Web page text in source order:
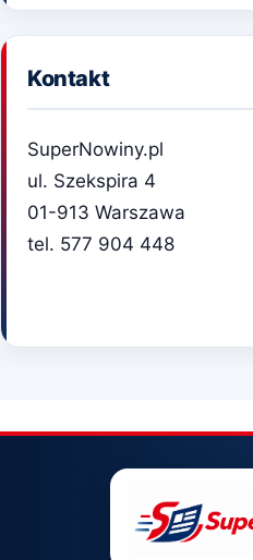
Kontakt
SuperNowiny.pl
ul. Szekspira 4
01-913 Warszawa
tel. 577 904 448